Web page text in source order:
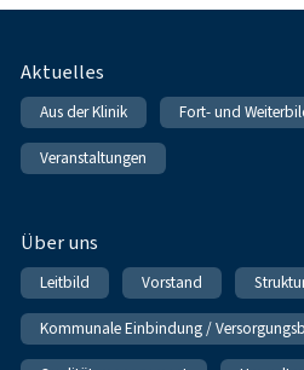
Fußnavigation
Aktuelles
Aus der Klinik Fort- und
Veranstaltungen
Über uns
Leitbild Vorstand
Kommunale Einbindung /